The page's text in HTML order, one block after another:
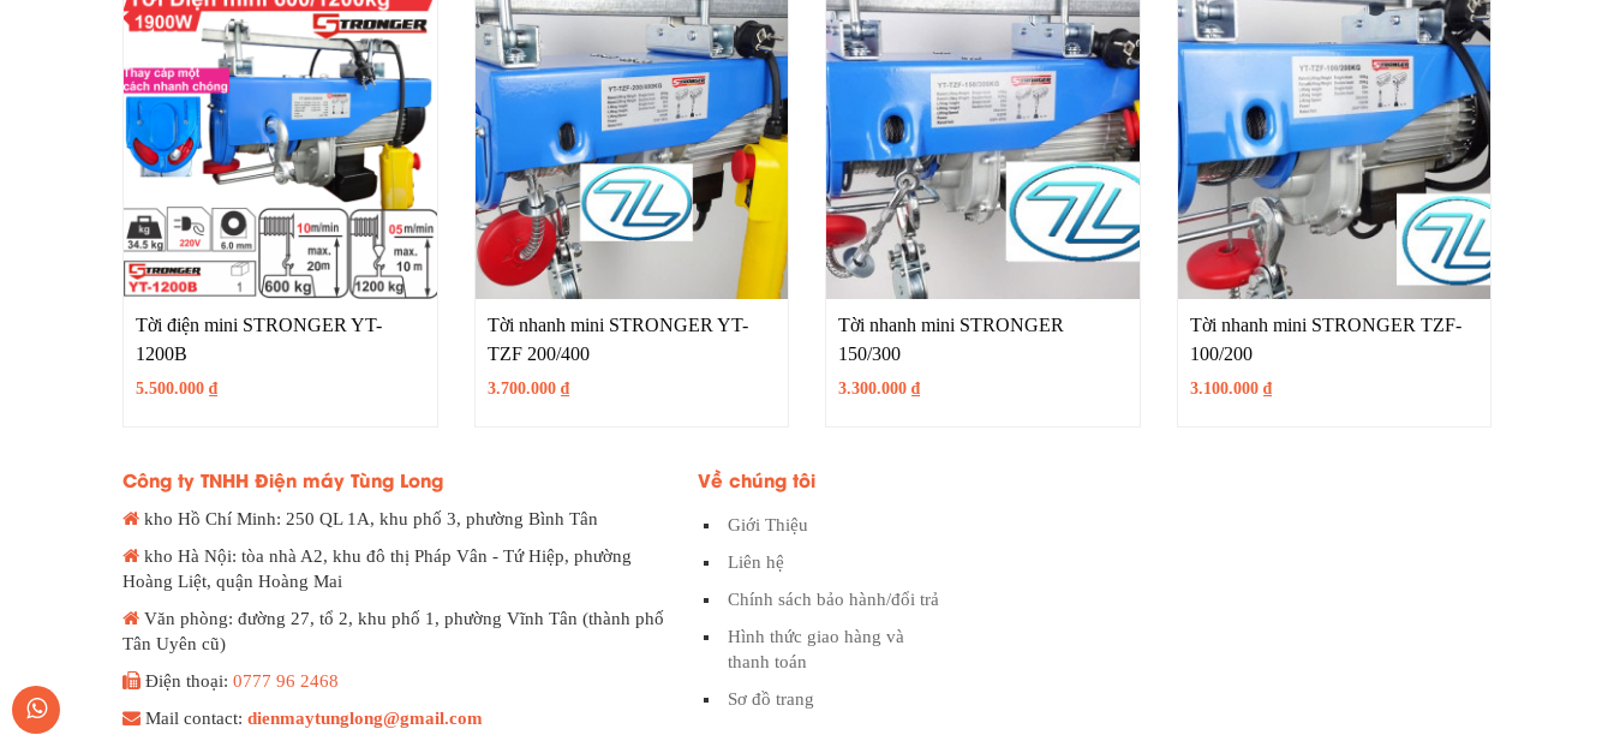
Tời điện mini STRONGER YT-
1200B
5.500.000 ₫
Tời nhanh mini STRONGER YT-
TZF 200/400
3.700.000 ₫
Tời nhanh mini STRONGER
150/300
3.300.000 ₫
Tời nhanh mini STRONGER TZF-
100/200
3.100.000 ₫
Công ty TNHH Điện máy Tùng Long
kho Hồ Chí Minh: 250 QL 1A, khu phố 3, phường Bình Tân
kho Hà Nội: tòa nhà A2, khu đô thị Pháp Vân - Tứ Hiệp, phường
Hoàng Liệt, quận Hoàng Mai
Văn phòng: đường 27, tổ 2, khu phố 1, phường Vĩnh Tân (thành phố
Tân Uyên cũ)
Điện thoại: 0777 96 2468
Mail contact: dienmaytunglong@gmail.com
Về chúng tôi
Giới Thiệu
Liên hệ
Chính sách bảo hành/đổi trả
Hình thức giao hàng và
thanh toán
Sơ đồ trang